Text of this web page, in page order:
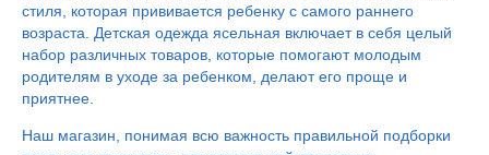
стиля, которая прививается ребенку с самого раннего
возраста. Детская одежда ясельная включает в себя целый
набор различных товаров, которые помогают молодым
родителям в уходе за ребенком, делают его проще и
приятнее.
Наш магазин, понимая всю важность правильной подборки